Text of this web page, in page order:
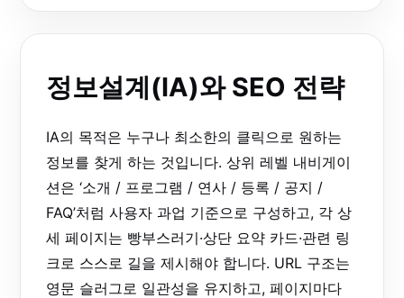
정보설계(IA)와 SEO 전략
IA의 목적은 누구나 최소한의 클릭으로 원하는
정보를 찾게 하는 것입니다. 상위 레벨 내비게이
션은 ‘소개 / 프로그램 / 연사 / 등록 / 공지 /
FAQ’처럼 사용자 과업 기준으로 구성하고, 각 상
세 페이지는 빵부스러기·상단 요약 카드·관련 링
크로 스스로 길을 제시해야 합니다. URL 구조는
영문 슬러그로 일관성을 유지하고, 페이지마다